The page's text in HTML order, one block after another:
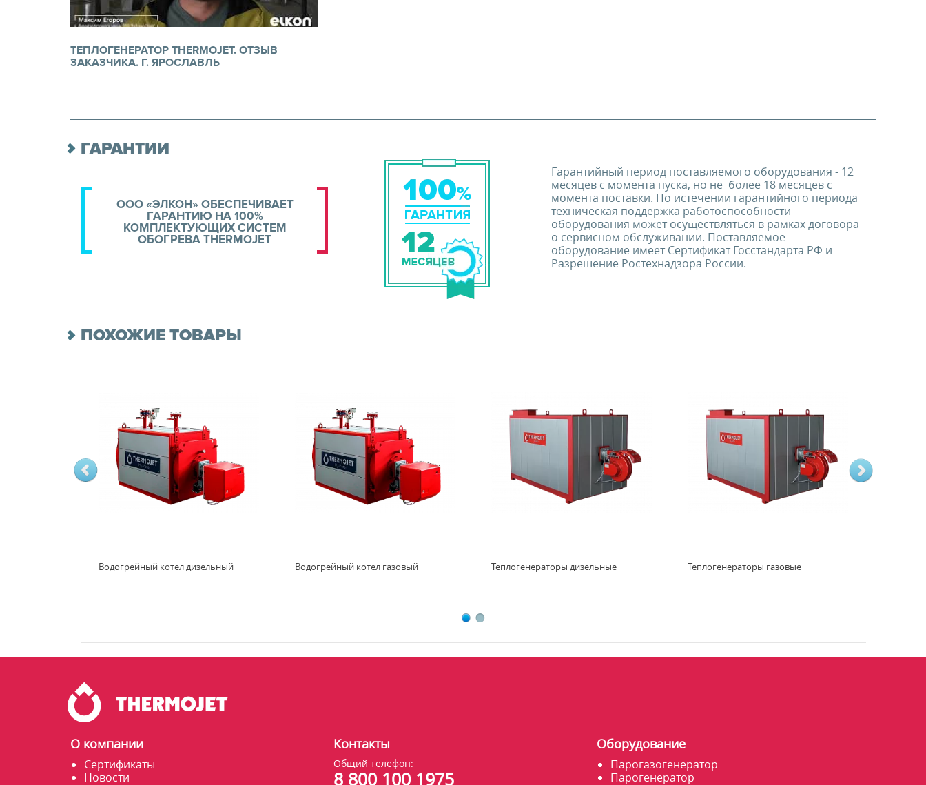
ТЕПЛОГЕНЕРАТОР THERMOJET. ОТЗЫВ
ЗАКАЗЧИКА. Г. ЯРОСЛАВЛЬ
ГАРАНТИИ
ООО «ЭЛКОН» ОБЕСПЕЧИВАЕТ
ГАРАНТИЮ НА 100%
КОМПЛЕКТУЮЩИХ СИСТЕМ
ОБОГРЕВА THERMOJET
Гарантийный период поставляемого оборудования - 12
месяцев с момента пуска, но не более 18 месяцев с
момента поставки. По истечении гарантийного периода
техническая поддержка работоспособности
оборудования может осуществляться в рамках договора
о сервисном обслуживании. Поставляемое
оборудование имеет Сертификат Госстандарта РФ и
Разрешение Ростехнадзора России.
ПОХОЖИЕ ТОВАРЫ
Водогрейный котел дизельный Водогрейный котел газовый Теплогенераторы дизельные Теплогенераторы газовые
О компании
Сертификаты
Новости
Контакты
Общий телефон:
8 800 100 1975
Оборудование
Парогазогенератор
Парогенератор